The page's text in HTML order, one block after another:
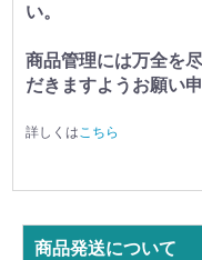
い。
商品管理には万全を
だきますようお願い
詳しくは こちら
商品発送について